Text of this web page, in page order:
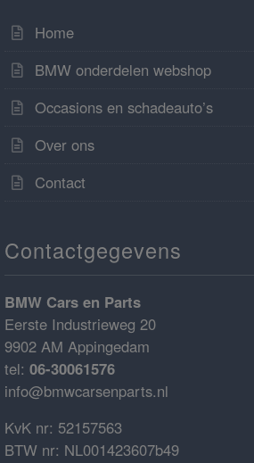
Home
BMW onderdelen webshop
Occasions en schadeauto’s
Over ons
Contact
Contactgegevens
BMW Cars en Parts
Eerste Industrieweg 20
9902 AM Appingedam
tel: 06-30061576
info@bmwcarsenparts.nl
KvK nr: 52157563
BTW nr: NL001423607b49